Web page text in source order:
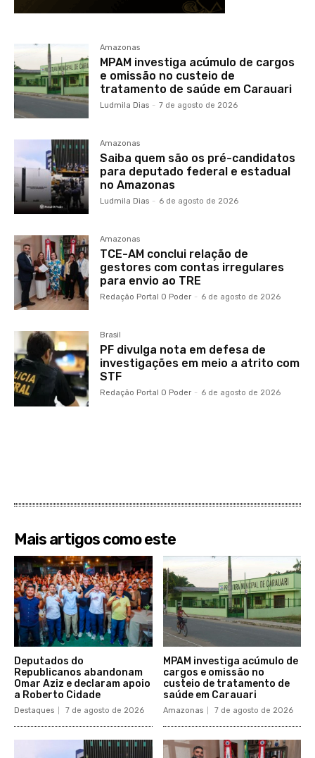
Amazonas
MPAM investiga acúmulo de cargos
e omissão no custeio de
tratamento de saúde em Carauari
Ludmila Dias - 7 de agosto de 2026
Amazonas
Saiba quem são os pré-candidatos
para deputado federal e estadual
no Amazonas
Ludmila Dias - 6 de agosto de 2026
Amazonas
TCE-AM conclui relação de
gestores com contas irregulares
para envio ao TRE
Redação Portal O Poder - 6 de agosto de 2026
Brasil
PF divulga nota em defesa de
investigações em meio a atrito com
STF
Redação Portal O Poder - 6 de agosto de 2026
Mais artigos como este
Deputados do
Republicanos abandonam
Omar Aziz e declaram apoio
a Roberto Cidade
Destaques 7 de agosto de 2026
MPAM investiga acúmulo de
cargos e omissão no
custeio de tratamento de
saúde em Carauari
Amazonas 7 de agosto de 2026